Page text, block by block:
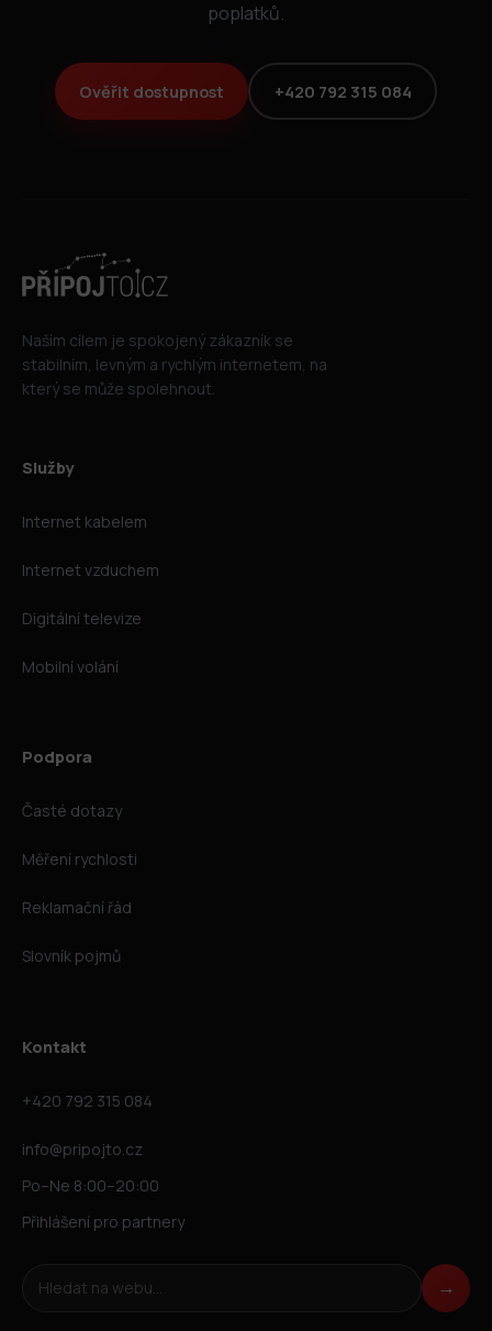
poplatků.
Ověřit dostupnost +420 792 315 084
Naším cílem je spokojený zákazník se
stabilním, levným a rychlým internetem, na
který se může spolehnout.
Služby
Internet kabelem
Internet vzduchem
Digitální televize
Mobilní volání
Podpora
Časté dotazy
Měření rychlosti
Reklamační řád
Slovník pojmů
Kontakt
+420 792 315 084
info@pripojto.cz
Po–Ne 8:00–20:00
Přihlášení pro partnery
Hledat na webu →